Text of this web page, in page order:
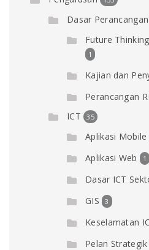
Dasar
Future
1
Kajian dan
Perancangan
ICT 35
Aplikasi Mobile
Aplikasi Web 1
Dasar ICT
GIS 3
Keselamatan
Pelan Strategik